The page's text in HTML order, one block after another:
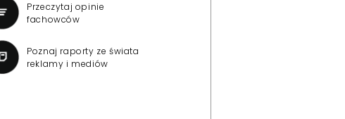
Przeczytaj opinie
fachowców
Poznaj raporty ze świata
reklamy i mediów